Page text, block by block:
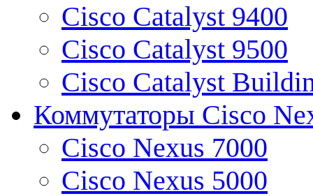
Cisco Catalyst 9400
Cisco Catalyst 9500
Cisco Catalyst
Коммутаторы Cisco
Cisco Nexus 7000
Cisco Nexus 5000